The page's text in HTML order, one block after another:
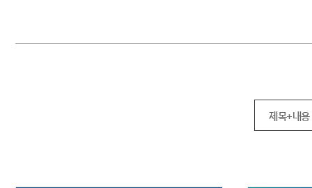
제목+내용